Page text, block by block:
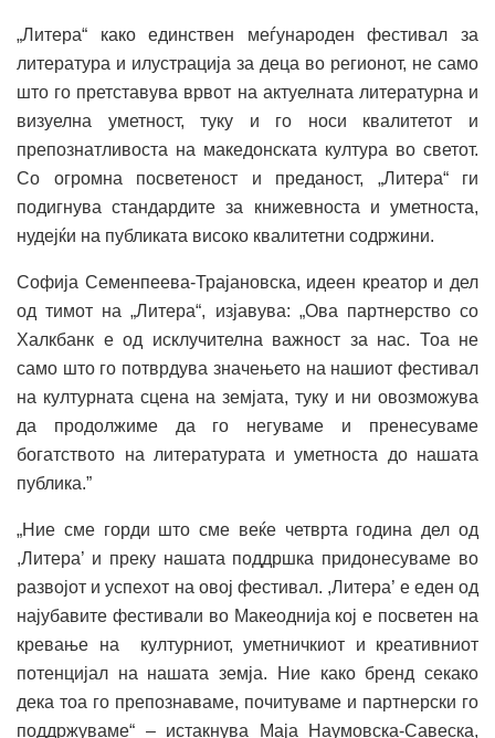
„Литера“ како единствен меѓународен фестивал за
литература и илустрација за деца во регионот, не само
што го претставува врвот на актуелната литературна и
визуелна уметност, туку и го носи квалитетот и
препознатливоста на македонската култура во светот.
Со огромна посветеност и преданост, „Литера“ ги
подигнува стандардите за книжевноста и уметноста,
нудејќи на публиката високо квалитетни содржини.
Софија Семенпеева-Трајановска, идеен креатор и дел
од тимот на „Литера“, изјавува: „Ова партнерство со
Халкбанк е од исклучителна важност за нас. Тоа не
само што го потврдува значењето на нашиот фестивал
на културната сцена на земјата, туку и ни овозможува
да продолжиме да го негуваме и пренесуваме
богатството на литературата и уметноста до нашата
публика.”
„Ние сме горди што сме веќе четврта година дел од
,Литера’ и преку нашата поддршка придонесуваме во
развојот и успехот на овој фестивал. ,Литера’ е еден од
најубавите фестивали во Макеоднија кој е посветен на
кревање на културниот, уметничкиот и креативниот
потенцијал на нашата земја. Ние како бренд секако
дека тоа го препознаваме, почитуваме и партнерски го
поддржуваме“ – истакнува Маја Наумовска-Савеска,